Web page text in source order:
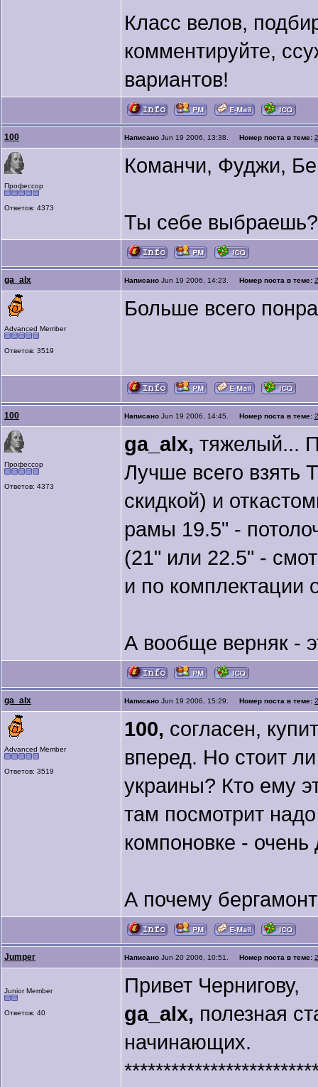
Класс велов,
комментируйте,
вариантов!
100 Написано Jun 19 2006, 13:38. Номер поста в теме:
Профессор
Ответов: 4373
Команчи, Фуджи,
Ты себе выбраешь?
ga_alx Написано Jun 19 2006, 14:23. Номер поста в теме:
Advanced Member
Ответов: 3519
Больше всего
100 Написано Jun 19 2006, 14:45. Номер поста в теме:
Профессор
Ответов: 4373
ga_alx, тяжелый...
Лучше всего взять
скидкой) и
рамы 19.5" -
(21" или 22.5" -
и по комплектации
А вообще верняк -
ga_alx Написано Jun 19 2006, 15:29. Номер поста в теме:
Advanced Member
Ответов: 3519
100, согласен,
вперед. Но стоит
украины? Кто ему
там посмотрит
компоновке - очень
А почему
Jumper Написано Jun 20 2006, 10:51. Номер поста в теме:
Junior Member
Ответов: 40
Привет Чернигову,
ga_alx, полезная
начинающих.